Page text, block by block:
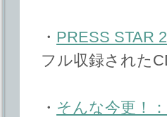
・ PRESS STAR
フル収録された
・ そんな今更！